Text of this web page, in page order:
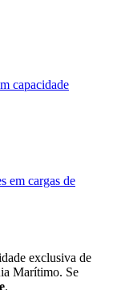
capacidade
em cargas de
exclusiva de
Marítimo. Se
.